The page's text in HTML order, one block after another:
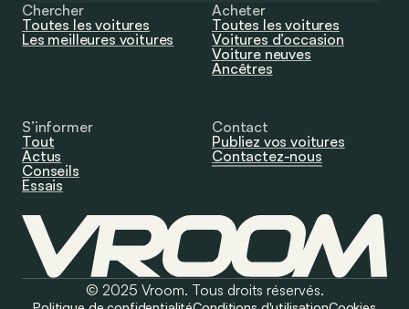
Chercher
Toutes les voitures
Les meilleures voitures
Acheter
Toutes les voitures
Voitures d’occasion
Voiture neuves
Ancêtres
S’informer
Tout
Actus
Conseils
Essais
Contact
Publiez vos voitures
Contactez-nous
© 2025 Vroom. Tous droits réservés.